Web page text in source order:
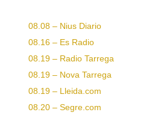
08.08 – Nius Diario
08.16 – Es Radio
08.19 – Radio Tarrega
08.19 – Nova Tarrega
08.19 – Lleida.com
08.20 – Segre.com